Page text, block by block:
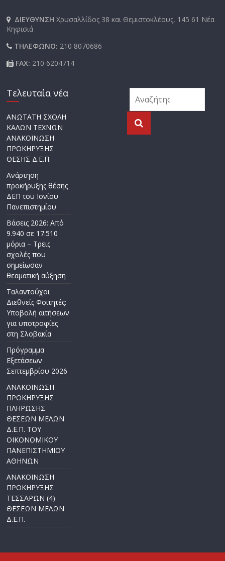
ΔΙΕΥΘΥΝΣΗΧρυσαλλίδος 38 και Θεμιστοκλέους, 145 61 Νέα
Κηφισιά
ΤΗΛΕΦΩΝΟ: 210 8070686
FAX: 210 6204714
Τελευταία νέα
ΑΝΩΤΑΤΗ ΣΧΟΛΗ
ΚΑΛΩΝ ΤΕΧΝΩΝ
ΑΝΑΚΟΙΝΩΣΗ
ΠΡΟΚΗΡΥΞΗΣ
ΘΕΣΗΣ Δ.Ε.Π.
Ανάρτηση
προκήρυξης θέσης
ΔΕΠ του Ιονίου
Πανεπιστημίου
Βάσεις 2026: Από
9.940 σε 17.510
μόρια – Τρεις
σχολές που
σημείωσαν
θεαματική αύξηση
Ταλαντούχοι
Διεθνείς Φοιτητές:
Υποβολή αιτήσεων
για υποτροφίες
στη Σλοβακία
Πρόγραμμα
Εξετάσεων
Σεπτεμβρίου 2026
ΑΝΑΚΟΙΝΩΣΗ
ΠΡΟΚΗΡΥΞΗΣ
ΠΛΗΡΩΣΗΣ
ΘΕΣΕΩΝ ΜΕΛΩΝ
Δ.Ε.Π. ΤΟΥ
ΟΙΚΟΝΟΜΙΚΟΥ
ΠΑΝΕΠΙΣΤΗΜΙΟΥ
ΑΘΗΝΩΝ
ΑΝΑΚΟΙΝΩΣΗ
ΠΡΟΚΗΡΥΞΗΣ
ΤΕΣΣΑΡΩΝ (4)
ΘΕΣΕΩΝ ΜΕΛΩΝ
Δ.Ε.Π.